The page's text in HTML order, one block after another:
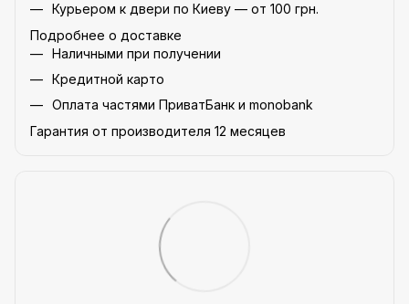
Курьером к двери по Киеву — от 100 грн.
Подробнее о доставке
Наличными при получении
Кредитной карто
Оплата частями ПриватБанк и monobank
Гарантия от производителя 12 месяцев